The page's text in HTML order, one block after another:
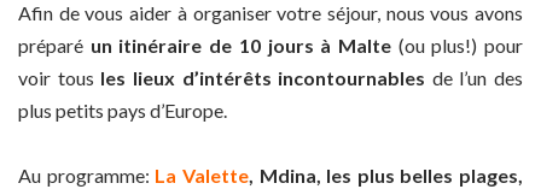
Afin de vous aider à organiser votre séjour, nous vous avons
préparé un itinéraire de 10 jours à Malte (ou plus!) pour
voir tous les lieux d’intérêts incontournables de l’un des
plus petits pays d’Europe.
Au programme: La Valette, Mdina, les plus belles plages,